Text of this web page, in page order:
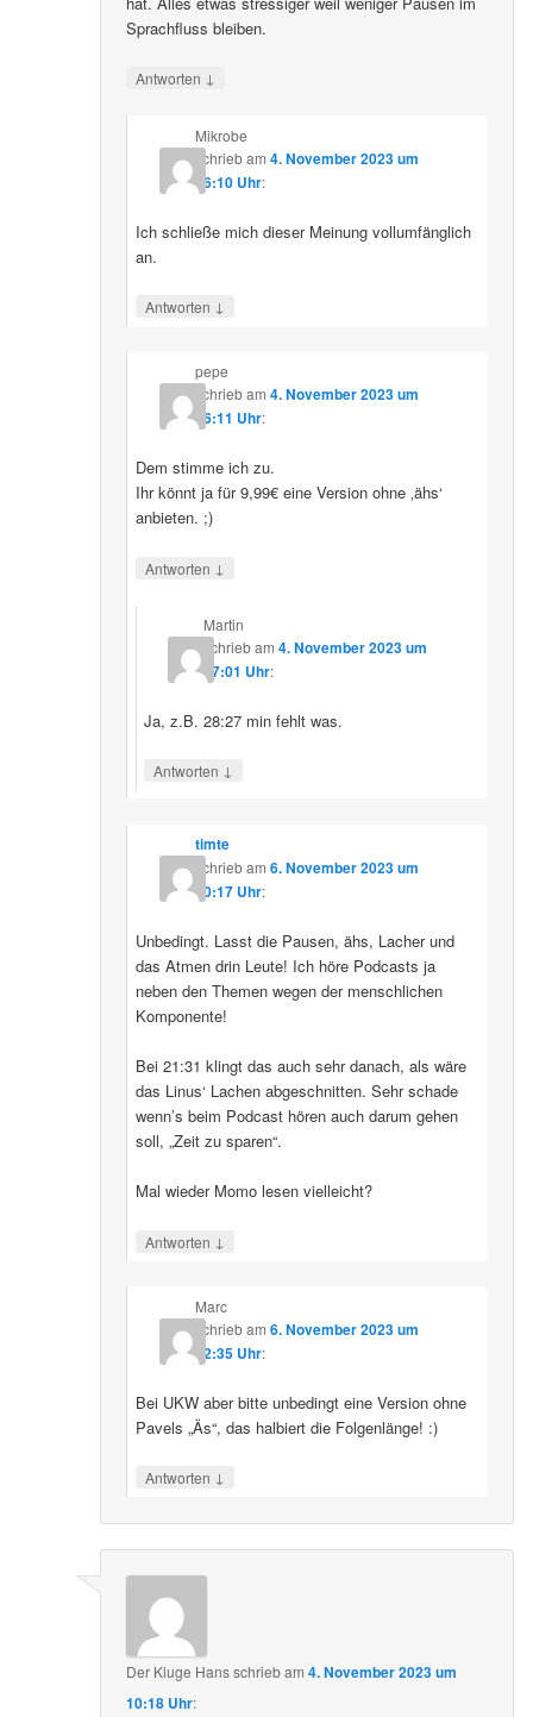
Sprachfluss bleiben.
Antworten ↓
Mikrobe
schriebam 4. November 2023 um
16:10 Uhr:
Ich schließe mich dieser Meinung vollumfänglich
an.
Antworten ↓
pepe
schriebam 4. November 2023 um
16:11 Uhr:
Dem stimme ich zu.
Ihr könnt ja für 9,99€ eine Version ohne ‚ähs‘
anbieten. ;)
Antworten ↓
Martin
schriebam4. November 2023 um
17:01 Uhr:
Ja, z.B. 28:27 min fehlt was.
Antworten ↓
timte
schriebam 6. November 2023 um
10:17 Uhr:
Unbedingt. Lasst die Pausen, ähs, Lacher und
das Atmen drin Leute! Ich höre Podcasts ja
neben den Themen wegen der menschlichen
Komponente!
Bei 21:31 klingt das auch sehr danach, als wäre
das Linus‘ Lachen abgeschnitten. Sehr schade
wenn’s beim Podcast hören auch darum gehen
soll, „Zeit zu sparen“.
Mal wieder Momo lesen vielleicht?
Antworten ↓
Marc
schriebam 6. November 2023 um
22:35 Uhr:
Bei UKW aber bitte unbedingt eine Version ohne
Pavels „Äs“, das halbiert die Folgenlänge! :)
Antworten ↓
Der Kluge Hansschriebam4. November 2023 um
10:18 Uhr: